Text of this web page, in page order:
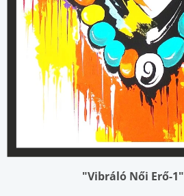
"Vibráló Női Erő-1"